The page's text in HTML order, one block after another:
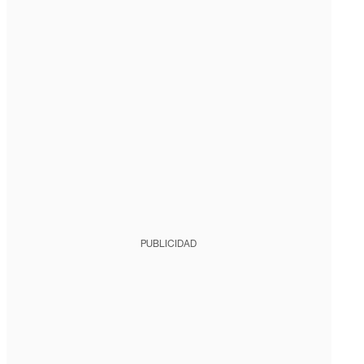
PUBLICIDAD